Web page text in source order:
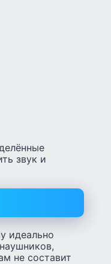
звук и
идеально
не составит